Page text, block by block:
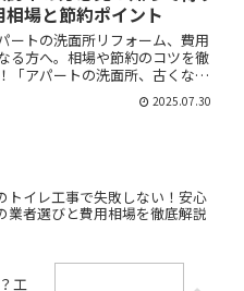
相場と節約ポイント
ートの洗面所リフォーム、費用
る方へ。相場や節約のコツを徹
「アパートの洗面所、古くなっ
づらい…」「北区でリフォームし
れど、費用がどれくらいかかるの
2025.07.30
トイレ工事で失敗しない！安心
業者選びと費用相場を徹底解説
工